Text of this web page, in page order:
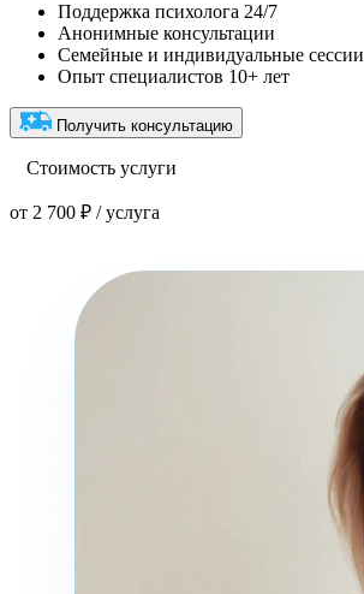
Поддержка психолога 24/7
Анонимные консультации
Семейные и индивидуальные сессии
Опыт специалистов 10+ лет
Получить консультацию
Стоимость услуги
от 2 700 ₽ / услуга